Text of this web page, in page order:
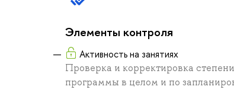
Элементы контроля
Активность на занятиях
Проверка и корректировка
программы в целом и по